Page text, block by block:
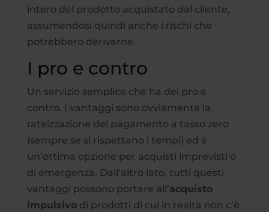
intero del prodotto acquistato dal cliente,
assumendosi quindi anche i rischi che
potrebbero derivarne.
I pro e contro
Un servizio semplice che ha dei pro e
contro. I vantaggi sono ovviamente la
rateizzazione del pagamento a tasso zero
(sempre se si rispettano i tempi) ed è
un’ottima opzione per acquisti imprevisti o
di emergenza. Dall’altro lato, tutti questi
vantaggi possono portare all’acquisto
impulsivodi prodotti di cui in realtà non c’è